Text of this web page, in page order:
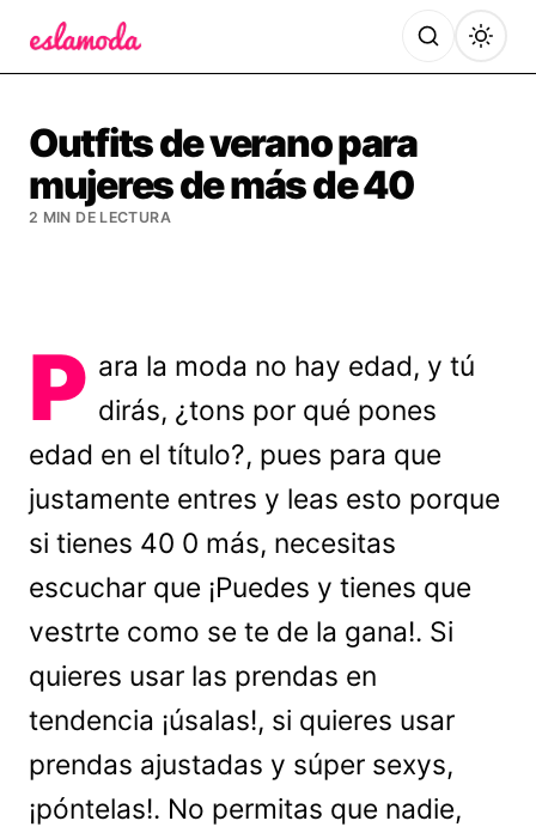
Outfits de verano para
mujeres de más de 40
2 MIN DE LECTURA
P ara la moda no hay edad, y tú
dirás, ¿tons por qué pones
edad en el título?, pues para que
justamente entres y leas esto porque
si tienes 40 0 más, necesitas
escuchar que ¡Puedes y tienes que
vestrte como se te de la gana!. Si
quieres usar las prendas en
tendencia ¡úsalas!, si quieres usar
prendas ajustadas y súper sexys,
¡póntelas!. No permitas que nadie,